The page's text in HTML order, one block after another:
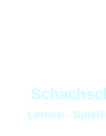
S
Lernen - S